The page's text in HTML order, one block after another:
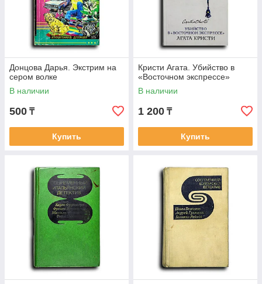
Донцова Дарья. Экстрим на
сером волке
В наличии
500 ₸
Купить
Кристи Агата. Убийство в
«Восточном экспрессе»
В наличии
1 200 ₸
Купить